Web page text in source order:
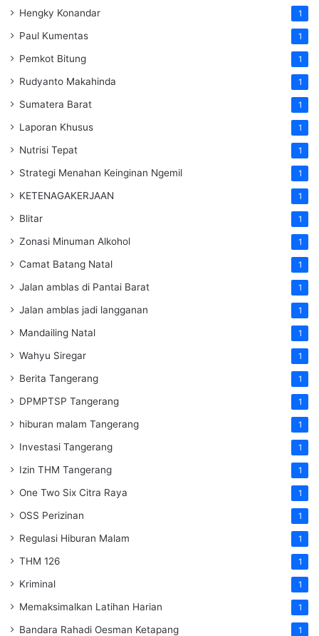
Hengky Konandar 1
Paul Kumentas 1
Pemkot Bitung 1
Rudyanto Makahinda 1
Sumatera Barat 1
Laporan Khusus 1
Nutrisi Tepat 1
Strategi Menahan Keinginan Ngemil 1
KETENAGAKERJAAN 1
Blitar 1
Zonasi Minuman Alkohol 1
Camat Batang Natal 1
Jalan amblas di Pantai Barat 1
Jalan amblas jadi langganan 1
Mandailing Natal 1
Wahyu Siregar 1
Berita Tangerang 1
DPMPTSP Tangerang 1
hiburan malam Tangerang 1
Investasi Tangerang 1
Izin THM Tangerang 1
One Two Six Citra Raya 1
OSS Perizinan 1
Regulasi Hiburan Malam 1
THM 126 1
Kriminal 1
Memaksimalkan Latihan Harian 1
Bandara Rahadi Oesman Ketapang 1